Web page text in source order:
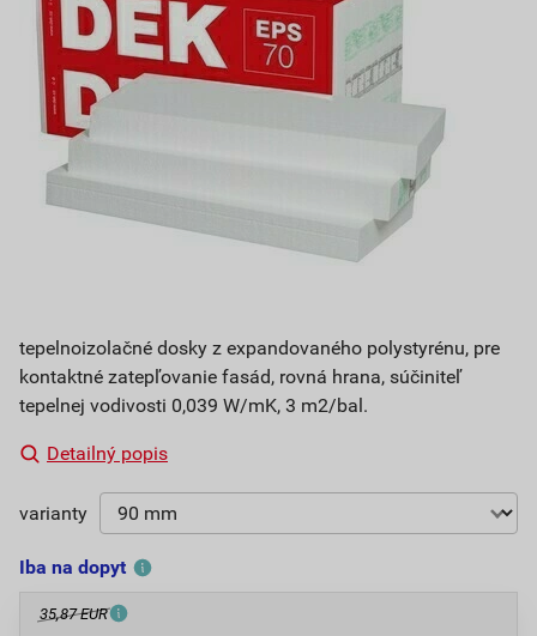
tepelnoizolačné dosky z expandovaného polystyrénu, pre
kontaktné zatepľovanie fasád, rovná hrana, súčiniteľ
tepelnej vodivosti 0,039 W/mK, 3 m2/bal.
Detailný popis
varianty
Iba na dopyt
35,87 EUR